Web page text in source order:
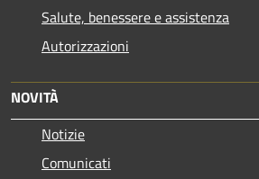
Salute, benessere e assistenza
Autorizzazioni
NOVITÀ
Notizie
Comunicati